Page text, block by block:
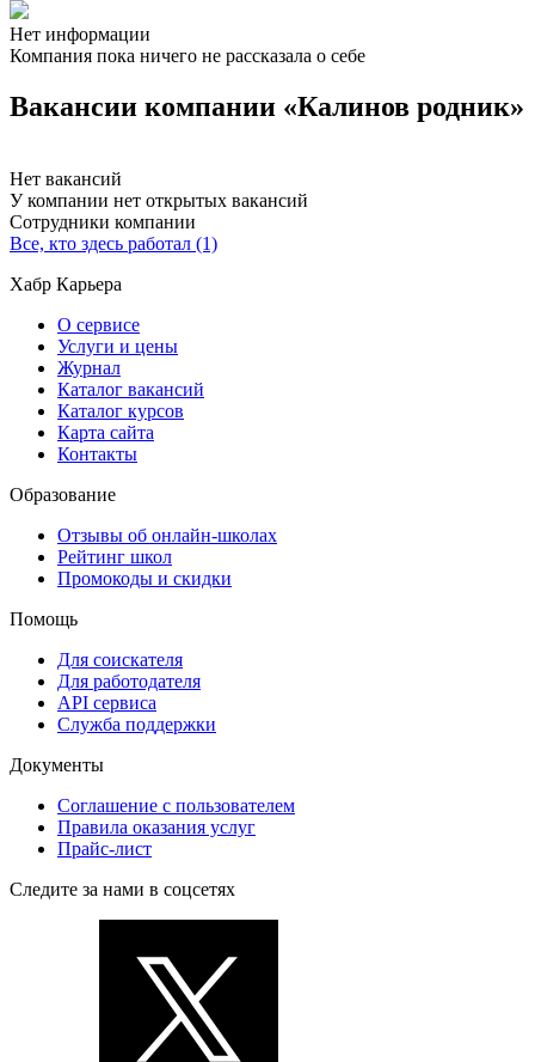
Нет информации
Компания пока ничего не рассказала о себе
Вакансии компании «Калинов родник»
Нет вакансий
У компании нет открытых вакансий
Сотрудники компании
Все, кто здесь работал (1)
Хабр Карьера
О сервисе
Услуги и цены
Журнал
Каталог вакансий
Каталог курсов
Карта сайта
Контакты
Образование
Отзывы об онлайн-школах
Рейтинг школ
Промокоды и скидки
Помощь
Для соискателя
Для работодателя
API сервиса
Служба поддержки
Документы
Соглашение с пользователем
Правила оказания услуг
Прайс-лист
Следите за нами в соцсетях